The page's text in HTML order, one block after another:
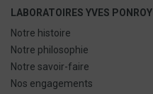
LABORATOIRES YVES PONROY
Notre histoire
Notre philosophie
Notre savoir-faire
Nos engagements